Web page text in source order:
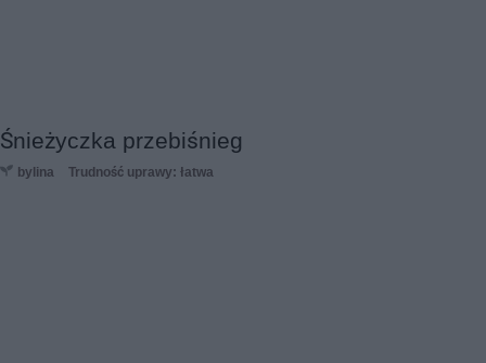
Śnieżyczka przebiśnieg
bylina Trudność uprawy: łatwa